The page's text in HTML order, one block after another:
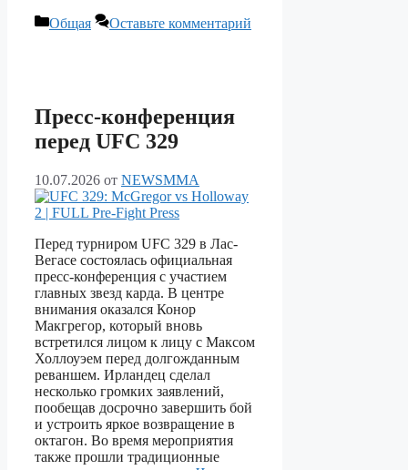
Рубрики
Общая Оставьте комментарий
Пресс-конференция
перед UFC 329
10.07.2026 от NEWSMMA
Перед турниром UFC 329 в Лас-
Вегасе состоялась официальная
пресс-конференция с участием
главных звезд карда. В центре
внимания оказался Конор
Макгрегор, который вновь
встретился лицом к лицу с Максом
Холлоуэем перед долгожданным
реваншем. Ирландец сделал
несколько громких заявлений,
пообещав досрочно завершить бой
и устроить яркое возвращение в
октагон. Во время мероприятия
также прошли традиционные